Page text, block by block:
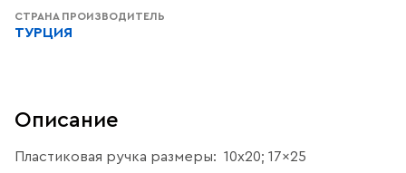
СТРАНА ПРОИЗВОДИТЕЛЬ
ТУРЦИЯ
Описание
Пластиковая ручка размеры: 10x20; 17x25